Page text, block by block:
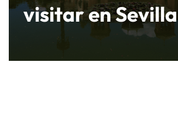
visitar en Sevilla